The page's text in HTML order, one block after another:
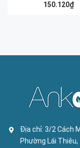
150.120₫
Địa chỉ: 3/2 Cách
Phường Lái Thiêu,